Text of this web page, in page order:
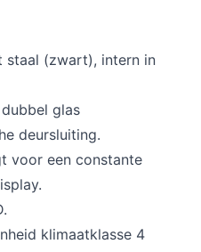
staal (zwart), intern in
glas
deursluiting.
voor een constante
klimaatklasse 4